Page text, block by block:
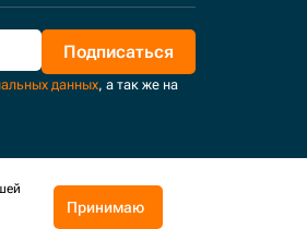
Подписаться
данных, а так же на
и развитиеПринимаю